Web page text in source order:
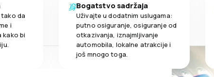
da
i
kako bi
Bogatstvo sadržaja
Uživajte u dodatnim uslugama:
putno osiguranje, osiguranje od
otkazivanja, iznajmljivanje
automobila, lokalne atrakcije i
još mnogo toga.